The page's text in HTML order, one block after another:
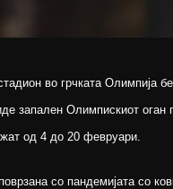
во грчката Олимпија
запален Олимпискиот
од 4 до 20 февруари.
со пандемијата со